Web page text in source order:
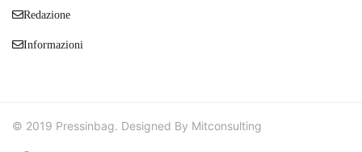
Redazione
Informazioni
© 2019 Pressinbag. Designed By Mitconsulting